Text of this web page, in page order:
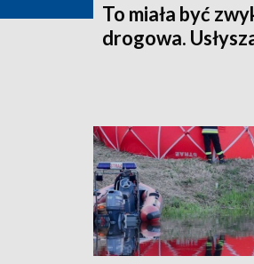
To miała być
drogowa.